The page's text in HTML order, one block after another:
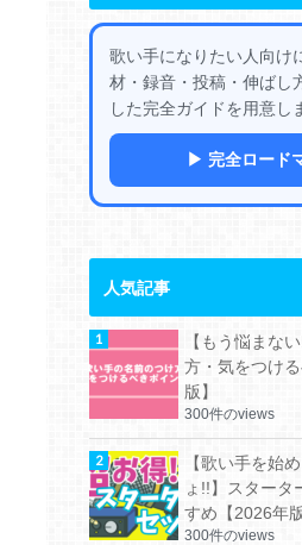
歌い手になりたい人向け
材・録音・投稿・伸ばし
した完全ガイドを用意し
▶ 完全ロード
人気記事
【もう悩まな
方・気をつけ
版】
300件のviews
【歌い手を始
ょ!!】スタータ
すめ【2026年版
300件のviews